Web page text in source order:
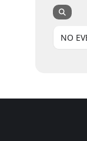
NO